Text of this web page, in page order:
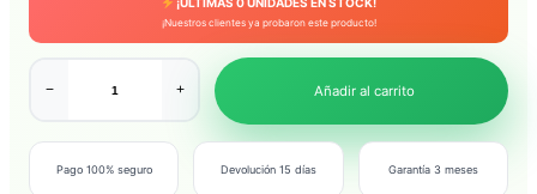
¡ÚLTIMAS0UNIDADES EN STOCK!
¡Nuestros clientes ya probaron este producto!
− + Añadir al carrito
Pago 100% seguro Devolución 15 días Garantía 3 meses